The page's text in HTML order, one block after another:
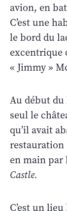
avion, en
C’est une
le bord du
excentrique
« Jimmy »
Au début du
seul le
qu’il avait
restauration
en main par
Castle.
C’est un